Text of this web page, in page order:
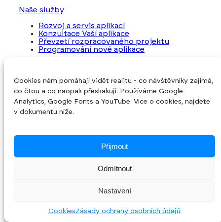
Cookies nám pomáhají vidět realitu - co návštěvníky zajímá,
co čtou a co naopak přeskakují. Používáme Google
Analytics, Google Fonts a YouTube. Více o cookies, najdete
v dokumentu níže.
Přijmout
Odmítnout
Nastavení
CookiesZásady ochrany osobních údajů
Naše služby
Rozvoj a servis aplikací
Konzultace Vaší aplikace
Převzetí rozpracovaného projektu
Programování nové aplikace
Úvod
O nás
Reference
Blog
Kontakt
Sledujte nás
© 2026 INITED Solutions s.r.o. •
INITED Solutions s.r.o.